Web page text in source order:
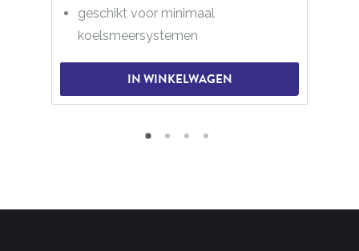
geschikt voor minimaal
koelsmeersystemen
IN WINKELWAGEN